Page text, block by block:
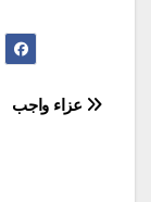
تصفّح
عزاء واجب